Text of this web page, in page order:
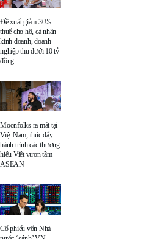
Đề xuất giảm 30%
thuế cho hộ, cá nhân
kinh doanh, doanh
nghiệp thu dưới 10 tỷ
đồng
Moonfolks ra mắt tại
Việt Nam, thúc đẩy
hành trình các thương
hiệu Việt vươn tầm
ASEAN
Cổ phiếu vốn Nhà